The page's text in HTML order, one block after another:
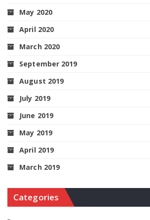
May 2020
April 2020
March 2020
September 2019
August 2019
July 2019
June 2019
May 2019
April 2019
March 2019
Categories